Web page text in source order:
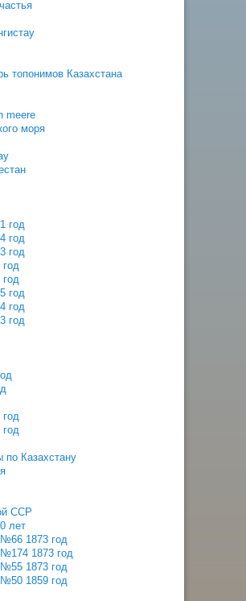
топонимов Казахстана
meere
моря
год
год
год
год
год
год
год
год
Казахстану
ССР
лет
№66 1873 год
№174 1873 год
№55 1873 год
№50 1859 год